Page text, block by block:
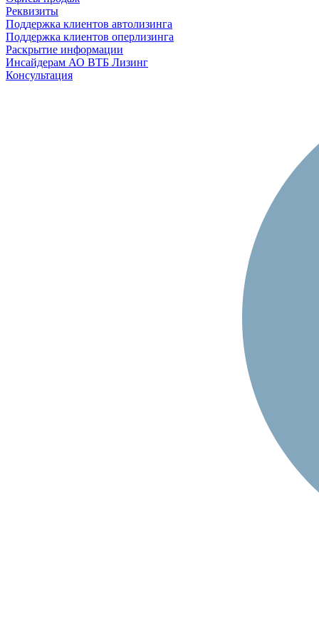
Реквизиты
Поддержка клиентов автолизинга
Поддержка клиентов оперлизинга
Раскрытие информации
Инсайдерам АО ВТБ Лизинг
Консультация